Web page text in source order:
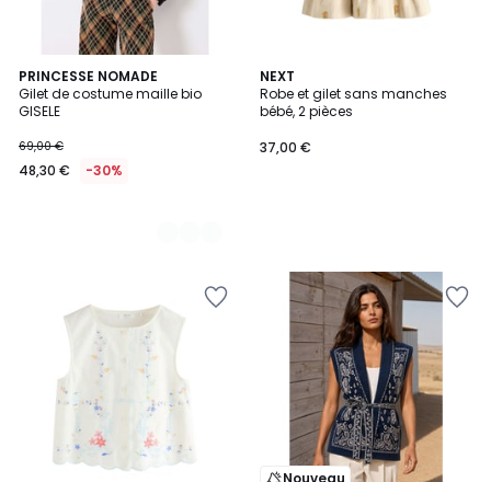
PRINCESSE NOMADE
Gilet de costume maille bio
GISELE
69,00 €
48,30 € -30%
2
Couleurs
NEXT
Robe et gilet sans manches
bébé, 2 pièces
37,00 €
Nouveau